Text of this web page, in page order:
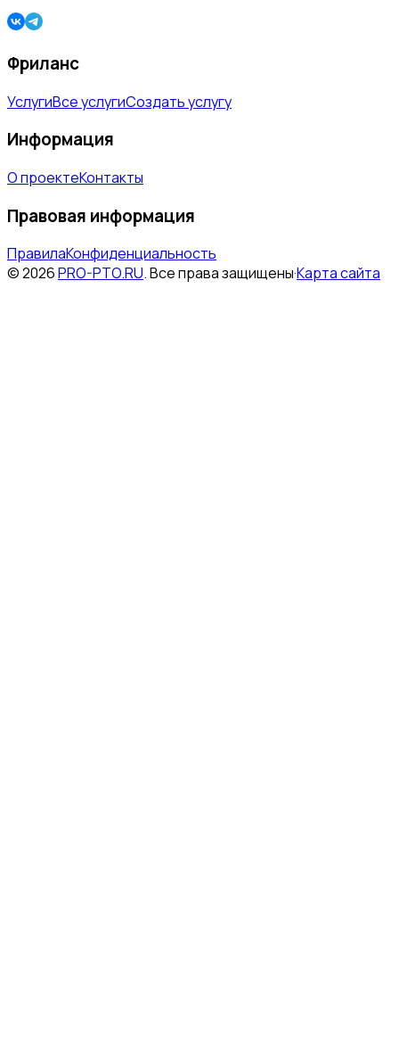
Фриланс
УслугиВсе услугиСоздать услугу
Информация
О проектеКонтакты
Правовая информация
ПравилаКонфиденциальность
©2026PRO-PTO.RU.Все права защищены·Карта сайта